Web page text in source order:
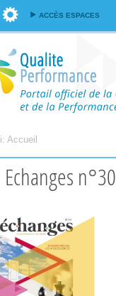
ACCÈS ESPACES
Accueil
Echanges n°30